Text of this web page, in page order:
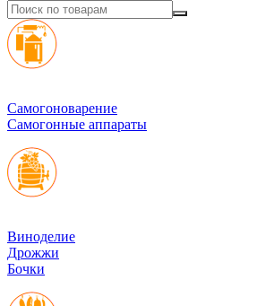
Cамогоноварение
Самогонные аппараты
Виноделие
Дрожжи
Бочки